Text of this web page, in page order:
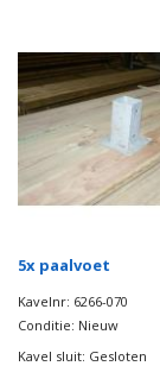
5x paalvoet
Kavelnr: 6266-070
Conditie: Nieuw
Kavel sluit: Gesloten